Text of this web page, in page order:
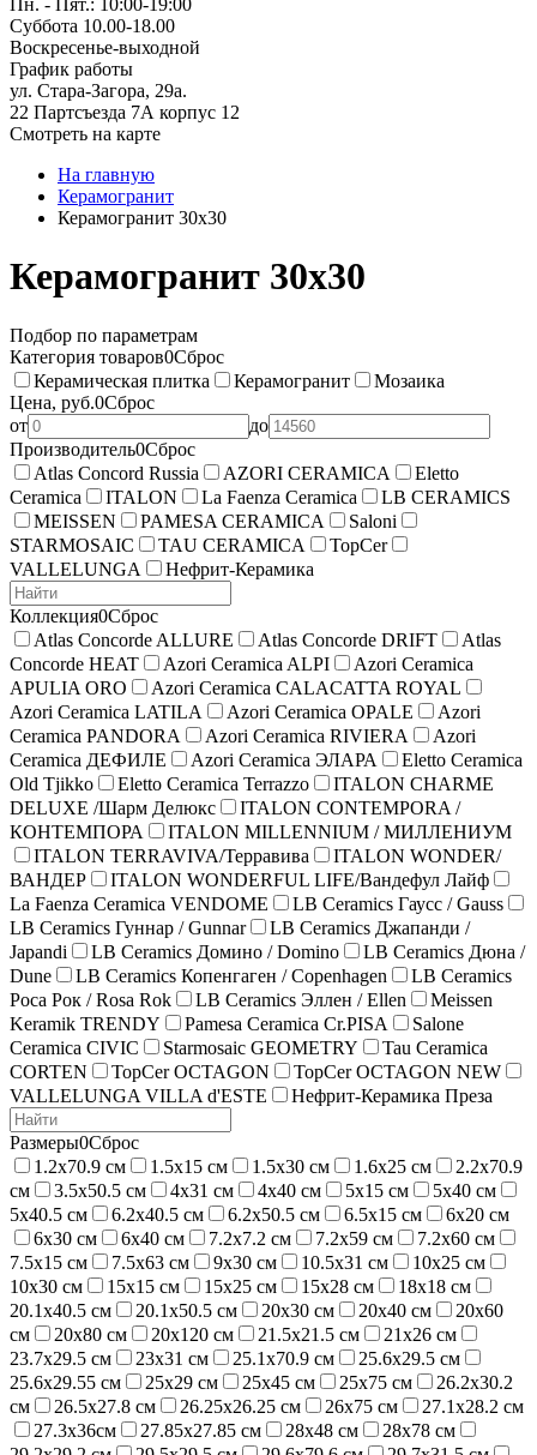
Пн. - Пят.: 10:00-19:00
Суббота 10.00-18.00
Воскресенье-выходной
График работы
ул. Стара-Загора, 29а.
22 Партсъезда 7А корпус 12
Смотреть на карте
На главную
Керамогранит
Керамогранит 30x30
Керамогранит 30x30
Подбор по параметрам
Категория товаров0Сброс
Керамическая плитка
Керамогранит
Мозаика
Цена, руб.0Сброс
от
до
Производитель0Сброс
Atlas Concord Russia
AZORI CERAMICA
Eletto
Ceramica
ITALON La Faenza Ceramica
LB CERAMICS
MEISSEN
PAMESA CERAMICA
Saloni
STARMOSAIC
TAU CERAMICA
TopCer
VALLELUNGA
Нефрит-Керамика
Коллекция0Сброс
Atlas Concorde ALLURE
Atlas Concorde DRIFT
Atlas
Concorde HEAT
Azori Ceramica ALPI
Azori Ceramica
APULIA ORO
Azori Ceramica CALACATTA ROYAL
Azori Ceramica LATILA
Azori Ceramica OPALE
Azori
Ceramica PANDORA
Azori Ceramica RIVIERA
Azori
Ceramica ДЕФИЛЕ
Azori Ceramica ЭЛАРА
Eletto Ceramica
Old Tjikko
Eletto Ceramica Terrazzo
ITALON CHARME
DELUXE /Шарм Делюкс
ITALON CONTEMPORA /
КОНТЕМПОРА
ITALON MILLENNIUM / МИЛЛЕНИУМ
ITALON TERRAVIVA/Терравива
ITALON WONDER/
ВАНДЕР
ITALON WONDERFUL LIFE/Вандефул Лайф
La Faenza Ceramica VENDOME
LB Ceramics Гаусс / Gauss
LB Ceramics Гуннар / Gunnar
LB Ceramics Джапанди /
Japandi
LB Ceramics Домино / Domino
LB Ceramics Дюна /
Dune
LB Ceramics Копенгаген / Copenhagen
LB Ceramics
Роса Рок / Rosa Rok
LB Ceramics Эллен / Ellen
Meissen
Keramik TRENDY
Pamesa Ceramica Cr.PISA
Salone
Ceramica CIVIC
Starmosaic GEOMETRY
Tau Ceramica
CORTEN
TopCer OCTAGON
TopCer OCTAGON NEW
VALLELUNGA VILLA d'ESTE
Нефрит-Керамика Преза
Размеры0Сброс
1.2х70.9 см
1.5х15 см 1.5х30 см 1.6х25 см
2.2х70.9
см
3.5х50.5 см 4х31 см 4х40 см 5х15 см
5х40 см
5х40.5 см
6.2х40.5 см 6.2х50.5 см 6.5х15 см
6х20 см
6х30 см
6х40 см 7.2х7.2 см 7.2х59 см
7.2х60 см
7.5х15 см
7.5х63 см 9х30 см 10.5х31 см
10х25 см
10х30 см
15х15 см 15х25 см 15х28 см
18х18 см
20.1х40.5 см
20.1х50.5 см 20х30 см 20х40 см
20х60
см
20х80 см 20х120 см 21.5х21.5 см
21х26 см
23.7х29.5 см
23х31 см 25.1х70.9 см
25.6х29.5 см
25.6х29.55 см
25х29 см 25х45 см 25х75 см
26.2х30.2
см
26.5х27.8 см 26.25х26.25 см 26х75 см
27.1х28.2 см
27.3х36см
27.85х27.85 см 28х48 см
28х78 см